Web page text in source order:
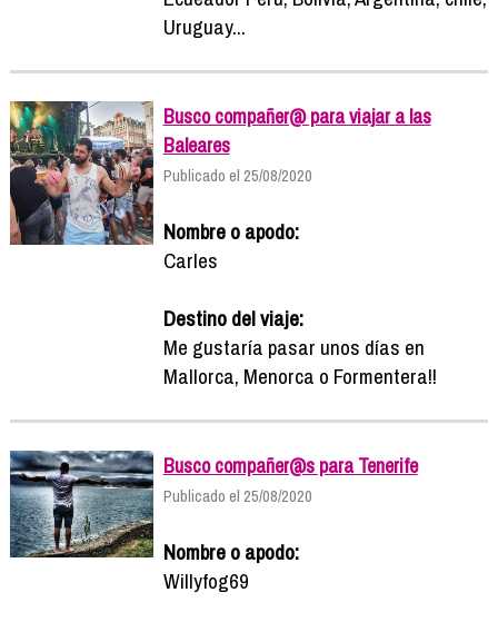
Uruguay...
Busco compañer@ para viajar a las
Baleares
Publicado el 25/08/2020
Nombre o apodo:
Carles
Destino del viaje:
Me gustaría pasar unos días en
Mallorca, Menorca o Formentera!!
Busco compañer@s para Tenerife
Publicado el 25/08/2020
Nombre o apodo:
Willyfog69